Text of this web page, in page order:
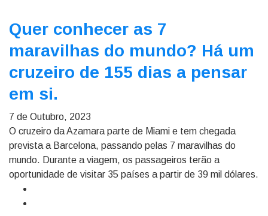
Quer conhecer as 7
maravilhas do mundo? Há um
cruzeiro de 155 dias a pensar
em si.
7 de Outubro, 2023
O cruzeiro da Azamara parte de Miami e tem chegada
prevista a Barcelona, passando pelas 7 maravilhas do
mundo. Durante a viagem, os passageiros terão a
oportunidade de visitar 35 países a partir de 39 mil dólares.